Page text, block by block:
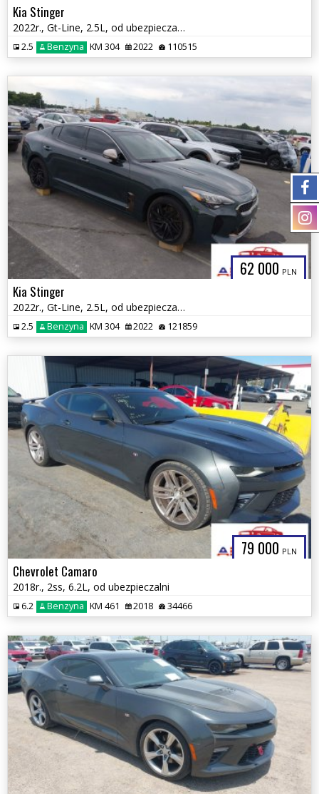
Kia Stinger
2022r., Gt-Line, 2.5L, od ubezpieczalni
2.5 Benzyna KM 304 2022 110515
62 000 PLN
Kia Stinger
2022r., Gt-Line, 2.5L, od ubezpieczalni
2.5 Benzyna KM 304 2022 121859
79 000 PLN
Chevrolet Camaro
2018r., 2ss, 6.2L, od ubezpieczalni
6.2 Benzyna KM 461 2018 34466